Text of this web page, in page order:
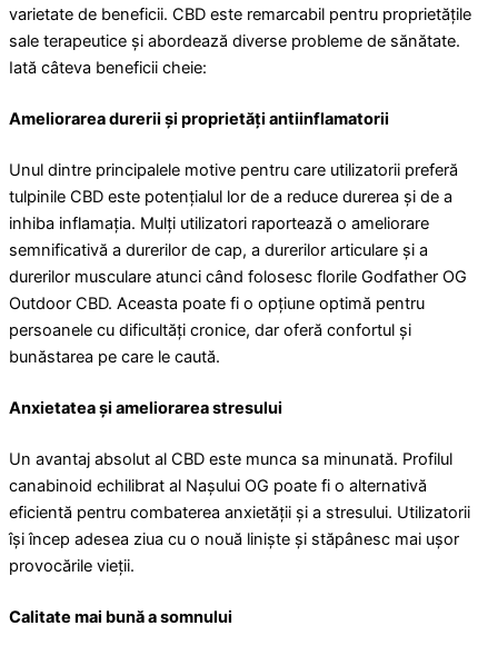
varietate de beneficii. CBD este remarcabil pentru proprietățile
sale terapeutice și abordează diverse probleme de sănătate.
Iată câteva beneficii cheie:
Ameliorarea durerii și proprietăți antiinflamatorii
Unul dintre principalele motive pentru care utilizatorii preferă
tulpinile CBD este potențialul lor de a reduce durerea și de a
inhiba inflamația. Mulți utilizatori raportează o ameliorare
semnificativă a durerilor de cap, a durerilor articulare și a
durerilor musculare atunci când folosesc florile Godfather OG
Outdoor CBD. Aceasta poate fi o opțiune optimă pentru
persoanele cu dificultăți cronice, dar oferă confortul și
bunăstarea pe care le caută.
Anxietatea și ameliorarea stresului
Un avantaj absolut al CBD este munca sa minunată. Profilul
canabinoid echilibrat al Nașului OG poate fi o alternativă
eficientă pentru combaterea anxietății și a stresului. Utilizatorii
își încep adesea ziua cu o nouă liniște și stăpânesc mai ușor
provocările vieții.
Calitate mai bună a somnului